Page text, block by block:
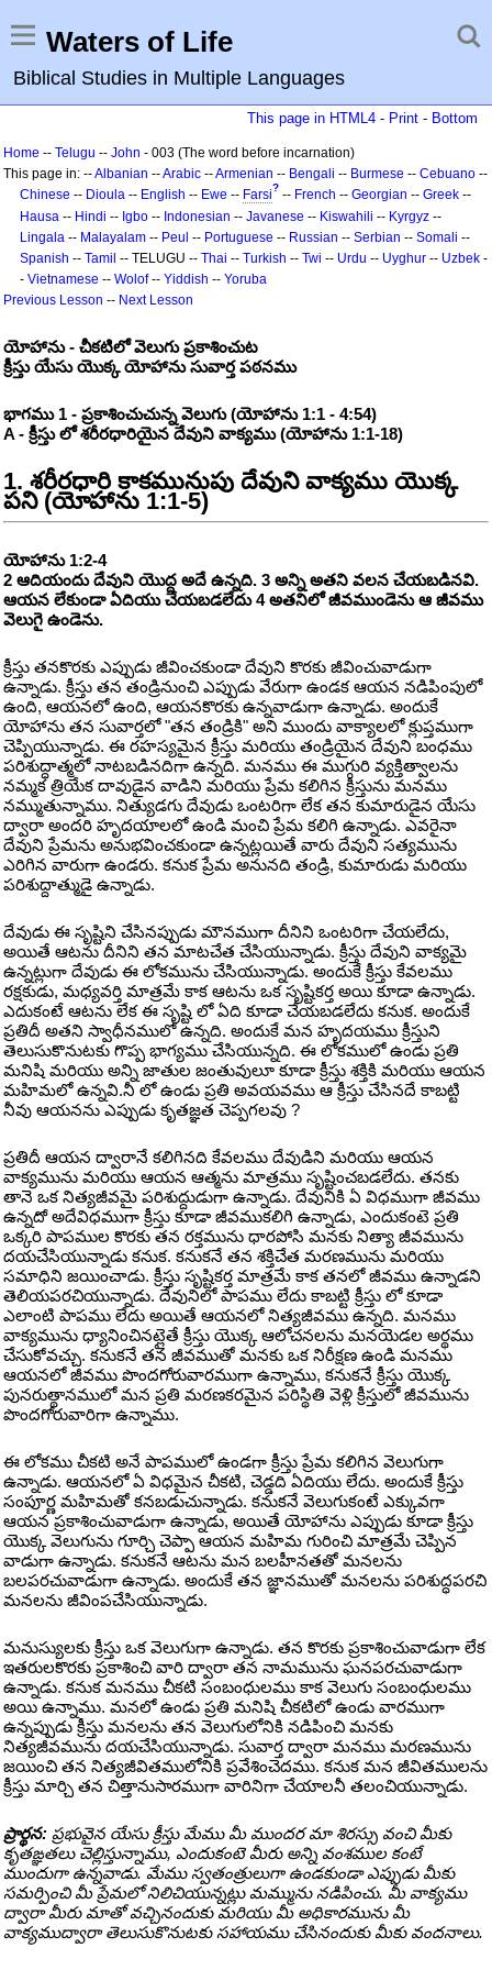
Waters of Life
Biblical Studies in Multiple Languages
This page in HTML4 - Print - Bottom
Home -- Telugu -- John - 003 (The word before incarnation)
This page in: --Albanian --Arabic --Armenian -- Bengali -- Burmese -- Cebuano --
Chinese -- Dioula -- English -- Ewe -- Farsi? -- French -- Georgian -- Greek --
Hausa -- Hindi -- Igbo -- Indonesian -- Javanese -- Kiswahili -- Kyrgyz --
Lingala -- Malayalam -- Peul -- Portuguese -- Russian -- Serbian -- Somali --
Spanish -- Tamil -- TELUGU -- Thai -- Turkish -- Twi -- Urdu -- Uyghur -- Uzbek -
- Vietnamese -- Wolof-- Yiddish -- Yoruba
Previous Lesson -- Next Lesson
యోహాను - చీకటిలో వెలుగు ప్రకాశించుట
క్రీస్తు యేసు యొక్క యోహాను సువార్త పఠనము
భాగము 1 - ప్రకాశించుచున్న వెలుగు (యోహాను 1:1 - 4:54)
A - క్రీస్తు లో శరీరధారియైన దేవుని వాక్యము (యోహాను 1:1-18)
1. శరీరధారి కాకమునుపు దేవుని వాక్యము యొక్క
పని (యోహాను 1:1-5)
యోహాను 1:2-4
2 ఆదియందు దేవుని యొద్ద అదే ఉన్నది. 3 అన్ని అతని వలన చేయబడినవి.
ఆయన లేకుండా ఏదియు చేయబడలేదు 4 అతనిలో జీవముండెను ఆ జీవము
వెలుగై ఉండెను.
క్రీస్తు తనకొరకు ఎప్పుడు జీవించకుండా దేవుని కొరకు జీవించువాడుగా
ఉన్నాడు. క్రీస్తు తన తండ్రినుంచి ఎప్పుడు వేరుగా ఉండక ఆయన నడిపింపులో
ఉంది, ఆయనలో ఉంది, ఆయనకొరకు ఉన్నవాడుగా ఉన్నాడు. అందుకే
యోహాను తన సువార్తలో "తన తండ్రికి" అని ముందు వాక్యాలలో క్లుప్తముగా
చెప్పియున్నాడు. ఈ రహస్యమైన క్రీస్తు మరియు తండ్రియైన దేవుని బంధము
పరిశుద్ధాత్మలో నాటబడినదిగా ఉన్నది. మనము ఈ ముగ్గురి వ్యక్తిత్వాలను
నమ్మక త్రియేక దావుడైన వాడిని మరియు ప్రేమ కలిగిన క్రీస్తును మనము
నమ్ముతున్నాము. నిత్యుడగు దేవుడు ఒంటరిగా లేక తన కుమారుడైన యేసు
ద్వారా అందరి హృదయాలలో ఉండి మంచి ప్రేమ కలిగి ఉన్నాడు. ఎవరైనా
దేవుని ప్రేమను అనుభవించకుండా ఉన్నట్లయితే వారు దేవుని సత్యమును
ఎరిగిన వారుగా ఉండరు. కనుక ప్రేమ అనునది తండ్రి, కుమారుడు మరియు
పరిశుద్దాత్ముడై ఉన్నాడు.
దేవుడు ఈ సృష్టిని చేసినప్పుడు మౌనముగా దీనిని ఒంటరిగా చేయలేదు,
అయితే ఆటను దీనిని తన మాటచేత చేసియున్నాడు. క్రీస్తు దేవుని వాక్యమై
ఉన్నట్లుగా దేవుడు ఈ లోకమును చేసియున్నాడు. అందుకే క్రీస్తు కేవలము
రక్షకుడు, మధ్యవర్తి మాత్రమే కాక ఆటను ఒక సృష్టికర్త అయి కూడా ఉన్నాడు.
ఎదుకంటే ఆటను లేక ఈ సృష్టి లో ఏది కూడా చేయబడలేదు కనుక. అందుకే
ప్రతిదీ అతని స్వాధీనములో ఉన్నది. అందుకే మన హృదయము క్రీస్తుని
తెలుసుకొనుటకు గొప్ప భాగ్యము చేసియున్నది. ఈ లోకములో ఉండు ప్రతి
మనిషి మరియు అన్ని జాతుల జంతువులూ కూడా క్రీస్తు శక్తికి మరియు ఆయన
మహిమలో ఉన్నవి.నీ లో ఉండు ప్రతి అవయవము ఆ క్రీస్తు చేసినదే కాబట్టి
నీవు ఆయనను ఎప్పుడు కృతజ్ఞత చెప్పగలవు ?
ప్రతిదీ ఆయన ద్వారానే కలిగినది కేవలము దేవుడిని మరియు ఆయన
వాక్యమును మరియు ఆయన ఆత్మను మాత్రము సృష్టించబడలేదు. తనకు
తానె ఒక నిత్యజీవమై పరిశుద్దుడుగా ఉన్నాడు. దేవునికి ఏ విధముగా జీవము
ఉన్నదో అదేవిధముగా క్రీస్తు కూడా జీవముకలిగి ఉన్నాడు, ఎందుకంటె ప్రతి
ఒక్కరి పాపముల కొరకు తన రక్తమును ధారపోసి మనకు నిత్యా జీవమును
దయచేసియున్నాడు కనుక. కనుకనే తన శక్తిచేత మరణమును మరియు
సమాధిని జయించాడు. క్రీస్తు సృష్టికర్త మాత్రమే కాక తనలో జీవము ఉన్నాడని
తెలియపరచియున్నాడు. దేవునిలో పాపము లేదు కాబట్టి క్రీస్తు లో కూడా
ఎలాంటి పాపము లేదు అయితే ఆయనలో నిత్యజీవము ఉన్నది. మనము
వాక్యమును ధ్యానించినట్లైతే క్రీస్తు యొక్క ఆలోచనలను మనయెడల అర్థము
చేసుకోవచ్చు. కనుకనే తన జీవముతో మనకు ఒక నిరీక్షణ ఉండి మనము
ఆయనలో జీవము పొందగోరువారముగా ఉన్నాము, కనుకనే క్రీస్తు యొక్క
పునరుత్థానములో మన ప్రతి మరణకరమైన పరిస్థితి వెళ్లి క్రీస్తులో జీవమును
పొందగోరువారిగా ఉన్నాము.
ఈ లోకము చీకటి అనే పాపములో ఉండగా క్రీస్తు ప్రేమ కలిగిన వెలుగుగా
ఉన్నాడు. ఆయనలో ఏ విధమైన చీకటి, చెడ్డది ఏదియు లేదు. అందుకే క్రీస్తు
సంపూర్ణ మహిమతో కనబడుచున్నాడు. కనుకనే వెలుగుకంటే ఎక్కువగా
ఆయన ప్రకాశించువాడుగా ఉన్నాడు, అయితే యోహాను ఎప్పుడు కూడా క్రీస్తు
యొక్క వెలుగును గూర్చి చెప్పా ఆయన మహిమ గురించి మాత్రమే చెప్పిన
వాడుగా ఉన్నాడు. కనుకనే ఆటను మన బలహీనతతో మనలను
బలపరచువాడుగా ఉన్నాడు. అందుకే తన జ్ఞానముతో మనలను పరిశుద్ధపరచి
మనలను జీవింపచేసియున్నాడు.
మనుస్యులకు క్రీస్తు ఒక వెలుగుగా ఉన్నాడు. తన కొరకు ప్రకాశించువాడుగా లేక
ఇతరులకొరకు ప్రకాశించి వారి ద్వారా తన నామమును ఘనపరచువాడుగా
ఉన్నాడు. కనుక మనము చీకటి సంబంధులము కాక వెలుగు సంబంధులము
అయి ఉన్నాము. మనలో ఉండు ప్రతి మనిషి చీకటిలో ఉండు వారముగా
ఉన్నప్పుడు క్రీస్తు మనలను తన వెలుగులోనికి నడిపించి మనకు
నిత్యజీవమును దయచేసియున్నాడు. సువార్త ద్వారా మనము మరణమును
జయించి తన నిత్యజీవితములోనికి ప్రవేశించెదము. కనుక మన జీవితములను
క్రీస్తు మార్చి తన చిత్తానుసారముగా వారినిగా చేయాలనీ తలంచియున్నాడు.
ప్రార్థన: ప్రభువైన యేసు క్రీస్తు మేము మీ ముందర మా శిరస్సు వంచి మీకు
కృతఙ్ఞతలు చెల్లిస్తున్నాము, ఎందుకంటె మీరు అన్ని వంశముల కంటే
ముందుగా ఉన్నవాడు. మేము స్వతంత్రులుగా ఉండకుండా ఎప్పుడు మీకు
సమర్పించి మీ ప్రేమలో నిలిచియున్నట్లు మమ్మును నడిపించు. మీ వాక్యము
ద్వారా మీరు మాతో వచ్చినందుకు మరియు మీ అధికారమును మీ
వాక్యముద్వారా తెలుసుకొనుటకు సహాయము చేసినందుకు మీకు వందనాలు.